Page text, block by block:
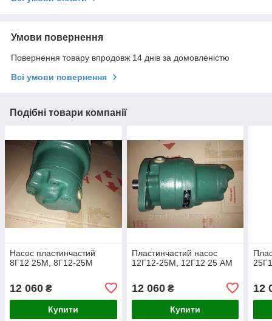
Умови повернення
Повернення товару впродовж 14 днів за домовленістю
Всі умови повернення
Подібні товари компанії
Насос пластинчастий
8Г12 25М, 8Г12-25М
12 060 ₴
Купити
Пластинчастий насос
12Г12-25М, 12Г12 25 АМ
12 060₴
Купити
12